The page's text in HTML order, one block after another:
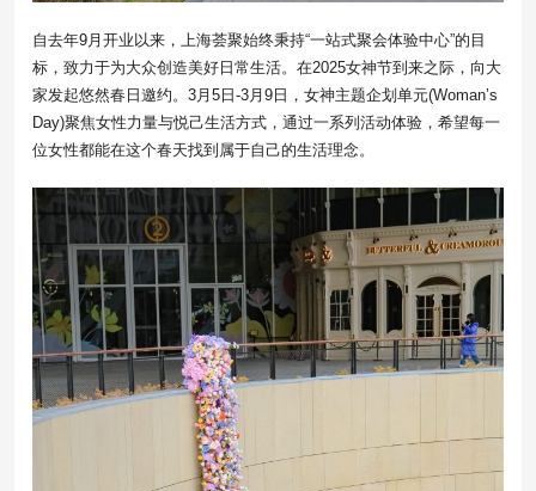
自去年9月开业以来，上海荟聚始终秉持“一站式聚会体验中心”的目
标，致力于为大众创造美好日常生活。在2025女神节到来之际，向大
家发起悠然春日邀约。3月5日-3月9日，女神主题企划单元(Woman’s
Day)聚焦女性力量与悦己生活方式，通过一系列活动体验，希望每一
位女性都能在这个春天找到属于自己的生活理念。